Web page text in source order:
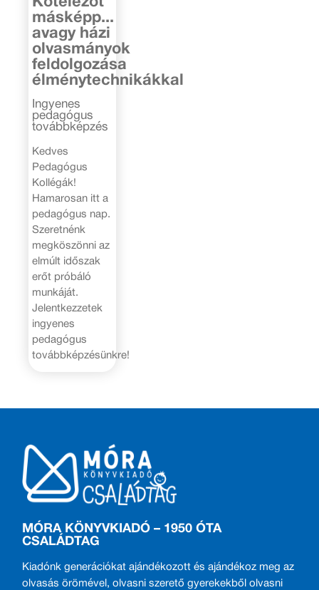
másképp...
avagy házi
olvasmányok
feldolgozása
élménytechnikákkal
Ingyenes
pedagógus
továbbképzés
Kedves
Pedagógus
Kollégák!
Hamarosan itt a
pedagógus nap.
Szeretnénk
megköszönni az
elmúlt időszak
erőt próbáló
munkáját.
Jelentkezzetek
ingyenes
pedagógus
továbbképzésünkre!
MÓRA KÖNYVKIADÓ – 1950 ÓTA
CSALÁDTAG
Kiadónk generációkat ajándékozott és ajándékoz meg az
olvasás örömével, olvasni szerető gyerekekből olvasni